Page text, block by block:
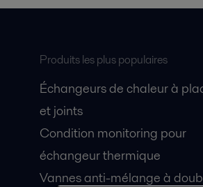
Produits les plus populaires
Échangeurs de chaleur à
et joints
Condition monitoring pour
échangeur thermique
Vannes anti-mélange à